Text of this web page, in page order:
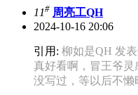
11# 周亮工QH
2024-10-16 20:06
引用: 柳如是QH 发表
真好看啊，冒王爷
没写过，等以后不懒